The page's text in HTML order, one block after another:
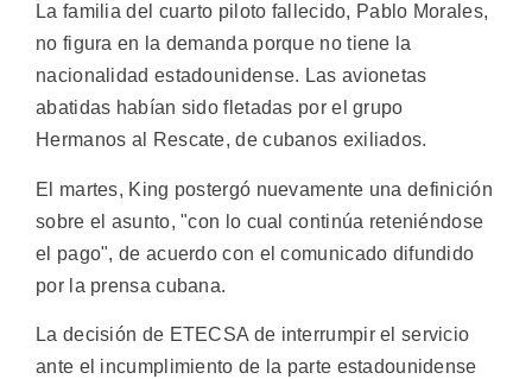
La familia del cuarto piloto fallecido, Pablo Morales,
no figura en la demanda porque no tiene la
nacionalidad estadounidense. Las avionetas
abatidas habían sido fletadas por el grupo
Hermanos al Rescate, de cubanos exiliados.
El martes, King postergó nuevamente una definición
sobre el asunto, "con lo cual continúa reteniéndose
el pago", de acuerdo con el comunicado difundido
por la prensa cubana.
La decisión de ETECSA de interrumpir el servicio
ante el incumplimiento de la parte estadounidense